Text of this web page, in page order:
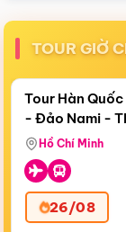
TOUR GIỜ
Còn18 ngày
Tour Hàn
- Đảo Nami -
Airways)
Hồ Chí Minh
26/08